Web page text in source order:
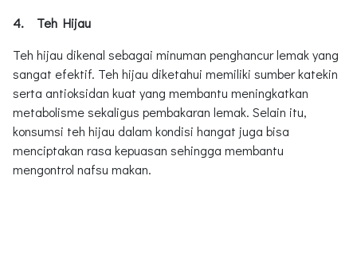
4. Teh Hijau
Teh hijau dikenal sebagai minuman penghancur lemak yang
sangat efektif. Teh hijau diketahui memiliki sumber katekin
serta antioksidan kuat yang membantu meningkatkan
metabolisme sekaligus pembakaran lemak. Selain itu,
konsumsi teh hijau dalam kondisi hangat juga bisa
menciptakan rasa kepuasan sehingga membantu
mengontrol nafsu makan.